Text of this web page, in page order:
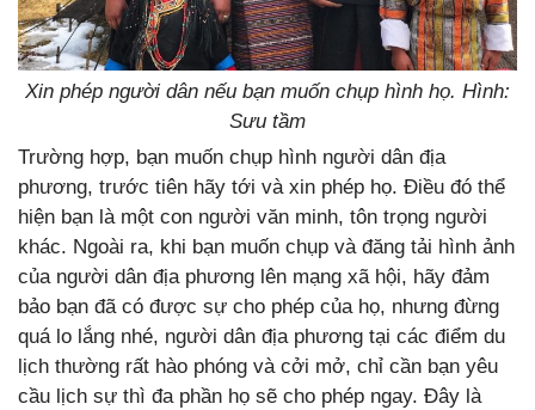
Xin phép người dân nếu bạn muốn chụp hình họ. Hình:
Sưu tầm
Trường hợp, bạn muốn chụp hình người dân địa
phương, trước tiên hãy tới và xin phép họ. Điều đó thể
hiện bạn là một con người văn minh, tôn trọng người
khác. Ngoài ra, khi bạn muốn chụp và đăng tải hình ảnh
của người dân địa phương lên mạng xã hội, hãy đảm
bảo bạn đã có được sự cho phép của họ, nhưng đừng
quá lo lắng nhé, người dân địa phương tại các điểm du
lịch thường rất hào phóng và cởi mở, chỉ cần bạn yêu
cầu lịch sự thì đa phần họ sẽ cho phép ngay. Đây là